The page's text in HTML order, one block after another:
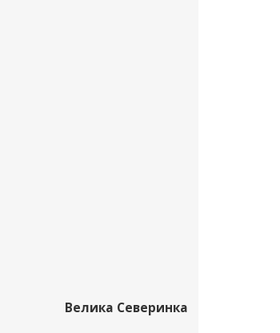
Велика Северинка